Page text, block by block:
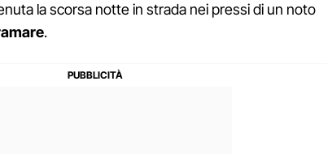
la scorsa notte in strada nei pressi di un noto
.